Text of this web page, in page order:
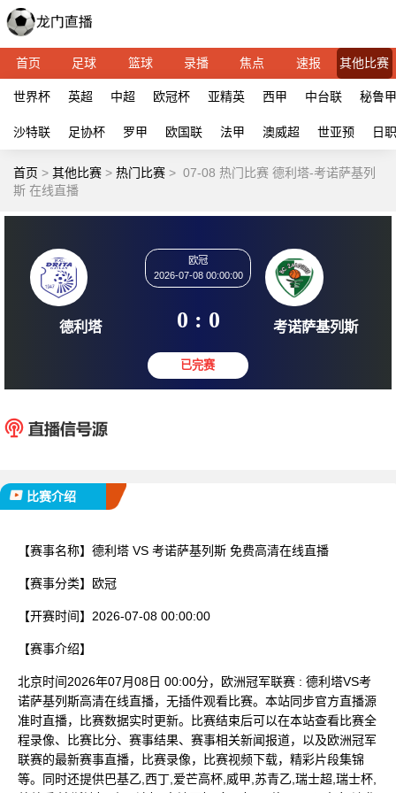
首页 足球 篮球 录播 焦点 速报 其他比赛
世界杯 英超 中超 欧冠杯 亚精英 西甲 中台联 秘鲁甲
沙特联 足协杯 罗甲 欧国联 法甲 澳威超 世亚预 日
首页 > 其他比赛 > 热门比赛 > 07-08 热门比赛 德利塔-考诺萨基列
斯 在线直播
2026-07-08 00:00:00
0 : 0
比赛介绍
【赛事名称】 德利塔 VS 考诺萨基列斯 免费高清在线直播
【赛事分类】 欧冠
【开赛时间】 2026-07-08 00:00:00
【赛事介绍】
北京时间2026年07月08日 00:00分，欧洲冠军联赛 : 德利塔VS考
诺萨基列斯高清在线直播，无插件观看比赛。本站同步官方直播源
准时直播，比赛数据实时更新。比赛结束后可以在本站查看比赛全
程录像、比赛比分、赛事结果、赛事相关新闻报道，以及欧洲冠军
联赛的最新赛事直播，比赛录像，比赛视频下载，精彩片段集锦
等。同时还提供巴基乙,西丁,爱芒高杯,威甲,苏青乙,瑞士超,瑞士杯,